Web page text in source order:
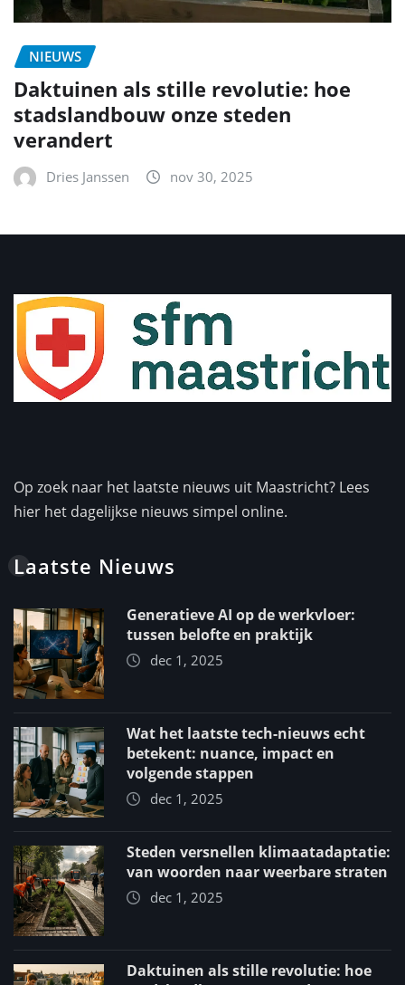
NIEUWS
Daktuinen als stille revolutie: hoe
stadslandbouw onze steden
verandert
Dries Janssen nov 30, 2025
Op zoek naar het laatste nieuws uit Maastricht? Lees
hier het dagelijkse nieuws simpel online.
Laatste Nieuws
Generatieve AI op de werkvloer:
tussen belofte en praktijk
dec 1, 2025
Wat het laatste tech-nieuws echt
betekent: nuance, impact en
volgende stappen
dec 1, 2025
Steden versnellen klimaatadaptatie:
van woorden naar weerbare straten
dec 1, 2025
Daktuinen als stille revolutie: hoe